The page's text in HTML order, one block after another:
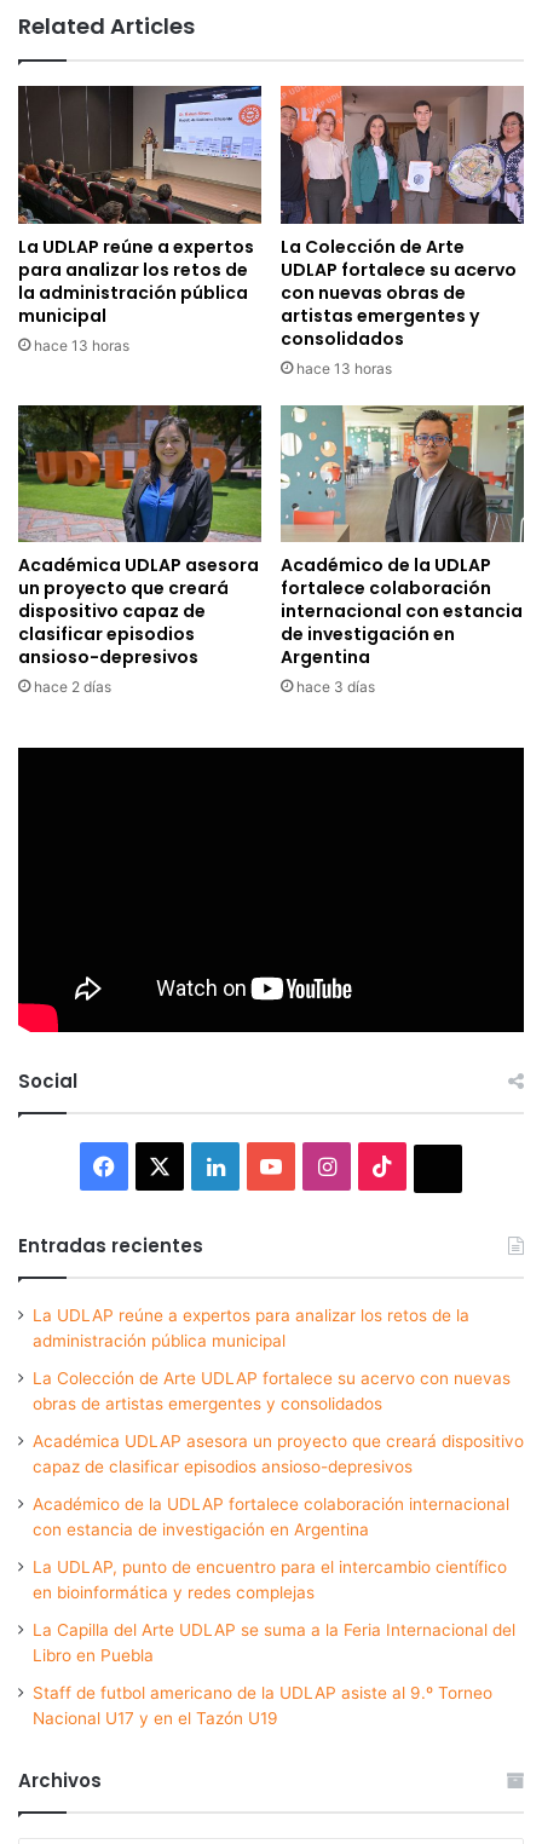
Related Articles
La UDLAP reúne a expertos
para analizar los retos de
la administración pública
municipal
hace 13 horas
La Colección de Arte
UDLAP fortalece su acervo
con nuevas obras de
artistas emergentes y
consolidados
hace 13 horas
Académica UDLAP asesora
un proyecto que creará
dispositivo capaz de
clasificar episodios
ansioso-depresivos
hace 2 días
Académico de la UDLAP
fortalece colaboración
internacional con estancia
de investigación en
Argentina
hace 3 días
Social
Facebook LinkedInYouTubeInstagram
Entradas recientes
La UDLAP reúne a expertos para analizar los retos de la
administración pública municipal
La Colección de Arte UDLAP fortalece su acervo con nuevas
obras de artistas emergentes y consolidados
Académica UDLAP asesora un proyecto que creará dispositivo
capaz de clasificar episodios ansioso-depresivos
Académico de la UDLAP fortalece colaboración internacional
con estancia de investigación en Argentina
La UDLAP, punto de encuentro para el intercambio científico
en bioinformática y redes complejas
La Capilla del Arte UDLAP se suma a la Feria Internacional del
Libro en Puebla
Staff de futbol americano de la UDLAP asiste al 9.º Torneo
Nacional U17 y en el Tazón U19
Archivos